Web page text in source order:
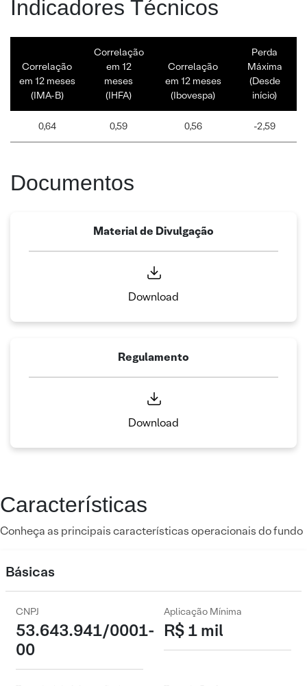
Indicadores Técnicos
Correlação
em 12 meses
(IMA-B)
Correlação
em 12
meses
(IHFA)
Correlação
em 12 meses
(Ibovespa)
Perda
Máxima
(Desde
início)
0,64 0,59 0,56 -2,59
Documentos
Material de Divulgação
Download
Regulamento
Download
Características
Conheça as principais características operacionais do fundo
Básicas
CNPJ
53.643.941/0001-
00
Aplicação Mínima
R$ 1 mil